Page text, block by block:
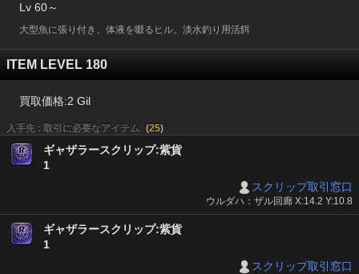
Lv 60～
大型魚に張り付き、体液を啜るヒル。淡水釣り用活餌
ITEM LEVEL 180
買取価格:2 Gil
入手先 : 取引に必要なアイテム (25)
ギャザラースクリップ:紫貨
1
スクリップ取引窓口
ウルダハ：ザル回廊 X:14.2 Y:10.8
ギャザラースクリップ:紫貨
1
スクリップ取引窓口